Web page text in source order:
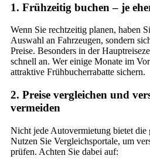
1. Frühzeitig buchen – je
Wenn Sie rechtzeitig planen, haben
Auswahl an Fahrzeugen, sondern
Preise. Besonders in der
schnell an. Wer einige Monate im
attraktive Frühbucherrabatte sichern.
2. Preise vergleichen und
vermeiden
Nicht jede Autovermietung bietet
Nutzen Sie Vergleichsportale, um
prüfen. Achten Sie dabei auf: